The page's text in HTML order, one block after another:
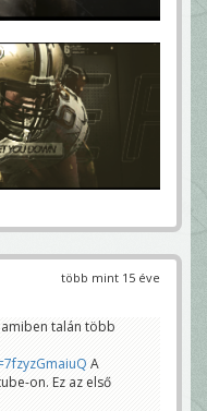
több mint 15 éve
amiben talán több
A
on. Ez az első